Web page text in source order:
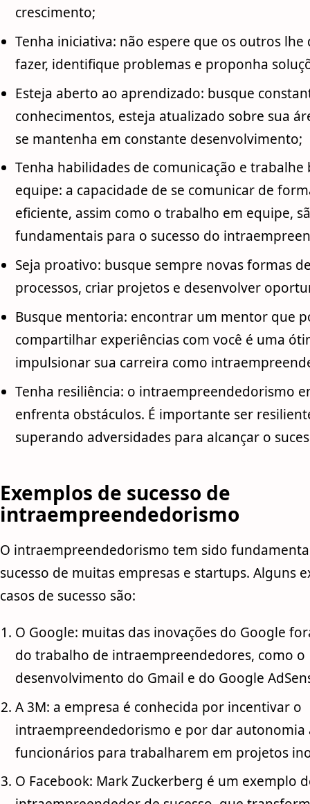
crescimento;
Tenha iniciativa: não espere que os outros lhe
fazer, identifique problemas e proponha
Esteja aberto ao aprendizado: busque
conhecimentos, esteja atualizado sobre sua
se mantenha em constante desenvolvimento;
Tenha habilidades de comunicação e trabalhe
equipe: a capacidade de se comunicar de
eficiente, assim como o trabalho em equipe,
fundamentais para o sucesso do
Seja proativo: busque sempre novas formas
processos, criar projetos e desenvolver
Busque mentoria: encontrar um mentor que
compartilhar experiências com você é uma
impulsionar sua carreira como
Tenha resiliência: o intraempreendedorismo
enfrenta obstáculos. É importante ser
superando adversidades para alcançar o
Exemplos de sucesso de
intraempreendedorismo
O intraempreendedorismo tem sido
sucesso de muitas empresas e startups. Alguns
casos de sucesso são:
O Google: muitas das inovações do Google
do trabalho de intraempreendedores, como o
desenvolvimento do Gmail e do Google
A 3M: a empresa é conhecida por incentivar o
intraempreendedorismo e por dar autonomia
funcionários para trabalharem em projetos
O Facebook: Mark Zuckerberg é um exemplo